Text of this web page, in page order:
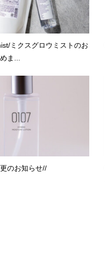
ミクスグロウミストのお
ま...
のお知らせ//